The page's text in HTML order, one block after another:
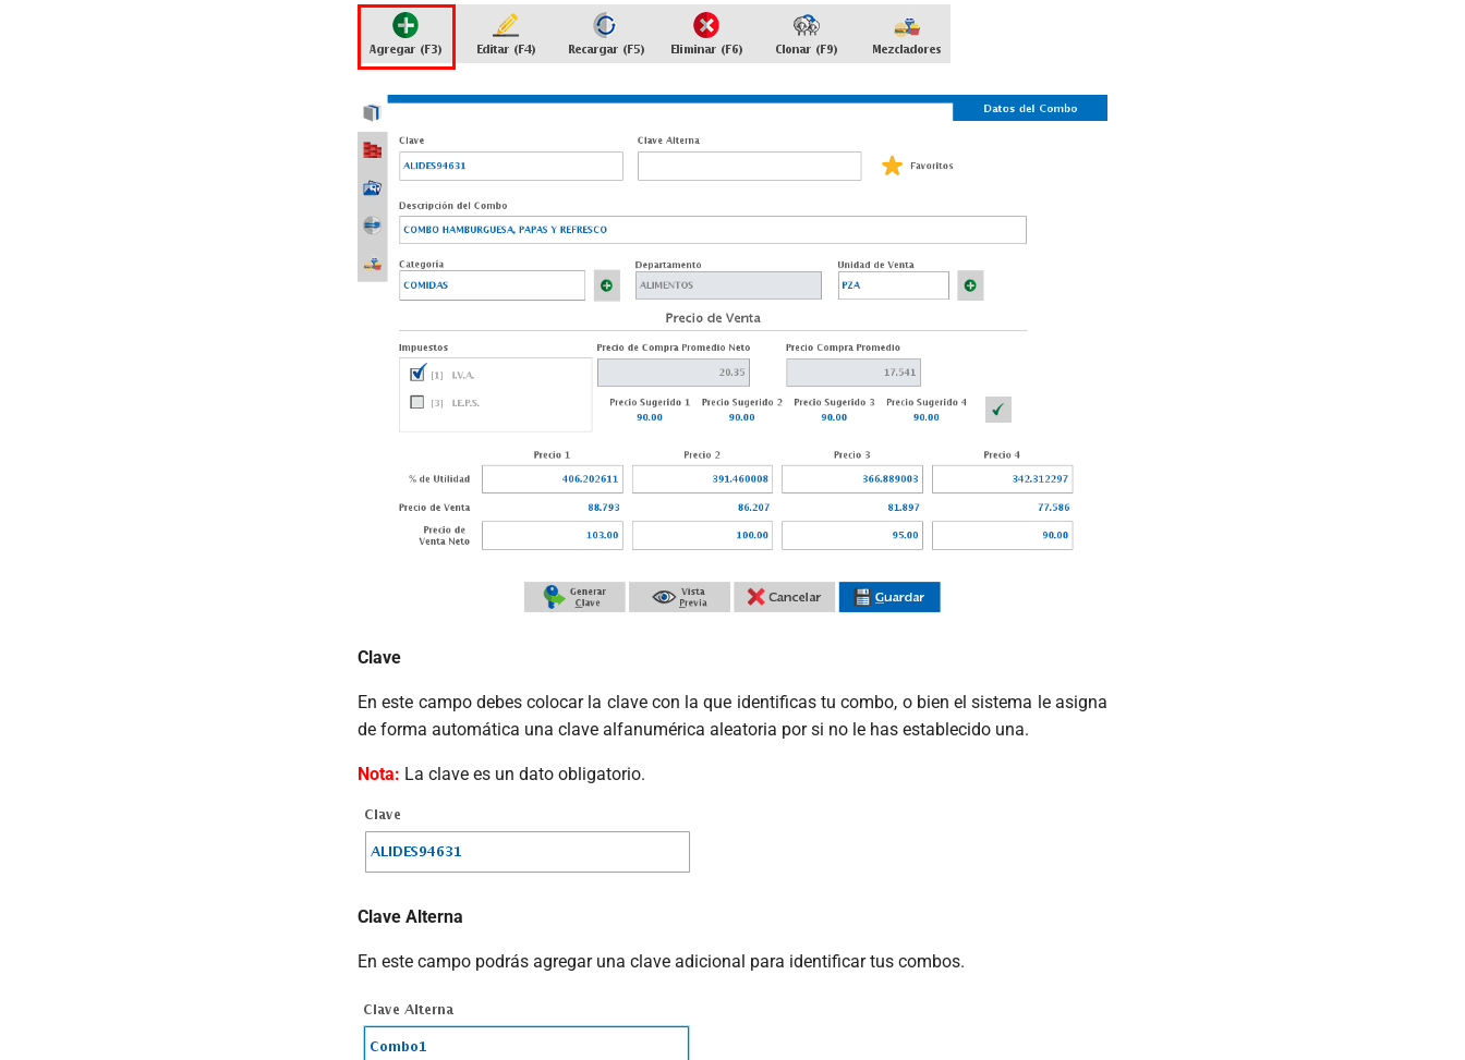
Clave
En este campo debes colocar la clave con la que identificas tu combo, o bien el sistema le asigna
de forma automática una clave alfanumérica aleatoria por si no le has establecido una.
Nota: La clave es un dato obligatorio.
Clave Alterna
En este campo podrás agregar una clave adicional para identificar tus combos.